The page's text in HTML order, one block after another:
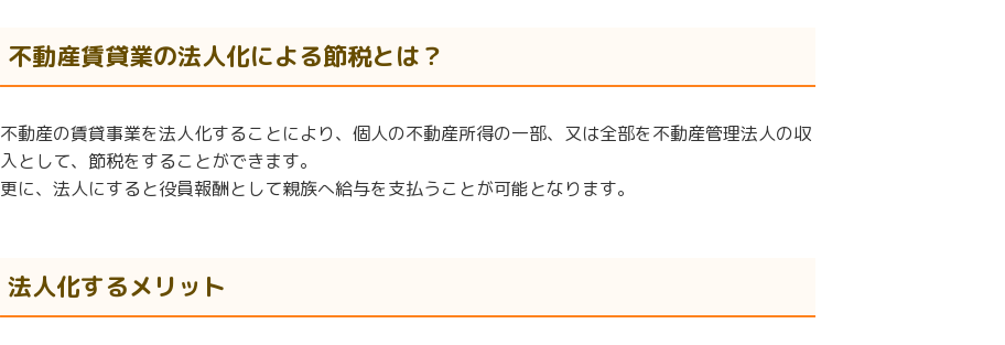
不動産賃貸業の法人化による節税とは？
不動産の賃貸事業を法人化することにより、個人の不動産所得の一部、又は全部を不動産管理法人の収
入として、節税をすることができます。
更に、法人にすると役員報酬として親族へ給与を支払うことが可能となります。
法人化するメリット